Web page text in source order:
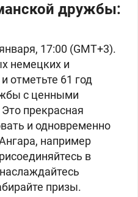
дружбы:
17:00 (GMT+3).
немецких и
отметьте 61 год
с ценными
прекрасная
и одновременно
например
в
призы.